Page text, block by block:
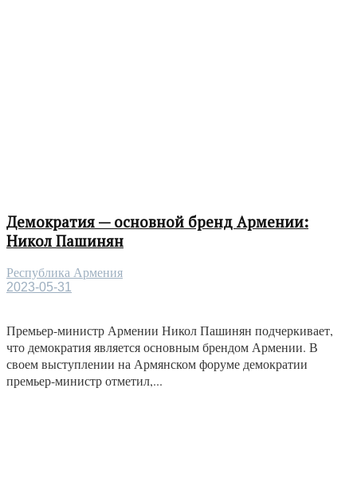
Демократия — основной бренд Армении:
Никол Пашинян
Республика Армения
2023-05-31
Премьер-министр Армении Никол Пашинян подчеркивает,
что демократия является основным брендом Армении. В
своем выступлении на Армянском форуме демократии
премьер-министр отметил,...